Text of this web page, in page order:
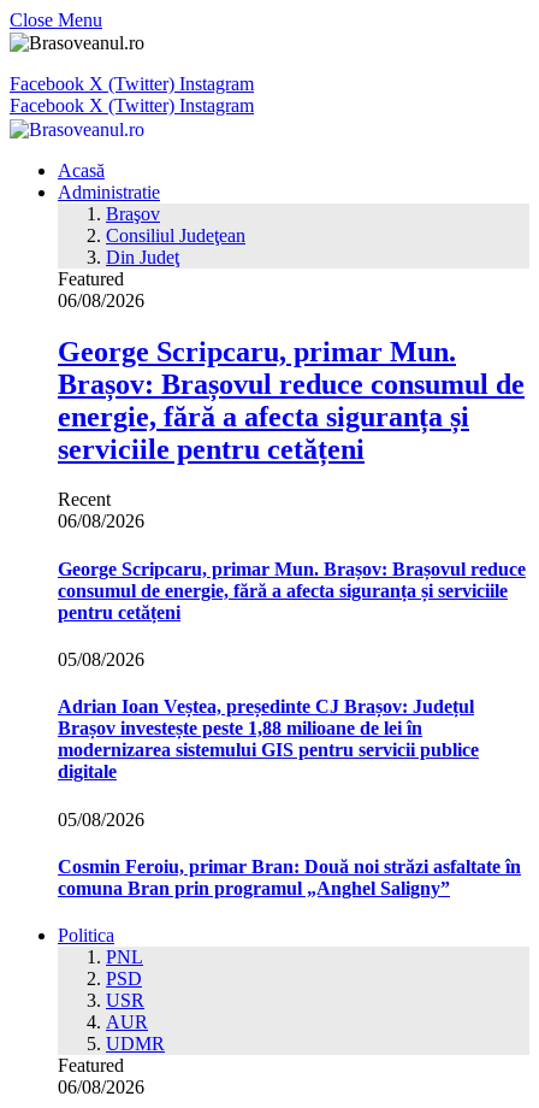
Close Menu
Facebook X (Twitter) Instagram
Facebook X (Twitter) Instagram
Acasă
Administratie
Braşov
Consiliul Judeţean
Din Judeţ
Featured
06/08/2026
George Scripcaru, primar Mun.
Brașov: Brașovul reduce consumul de
energie, fără a afecta siguranța și
serviciile pentru cetățeni
Recent
06/08/2026
George Scripcaru, primar Mun. Brașov: Brașovul reduce
consumul de energie, fără a afecta siguranța și serviciile
pentru cetățeni
05/08/2026
Adrian Ioan Veștea, președinte CJ Brașov: Județul
Brașov investește peste 1,88 milioane de lei în
modernizarea sistemului GIS pentru servicii publice
digitale
05/08/2026
Cosmin Feroiu, primar Bran: Două noi străzi asfaltate în
comuna Bran prin programul „Anghel Saligny”
Politica
PNL
PSD
USR
AUR
UDMR
Featured
06/08/2026